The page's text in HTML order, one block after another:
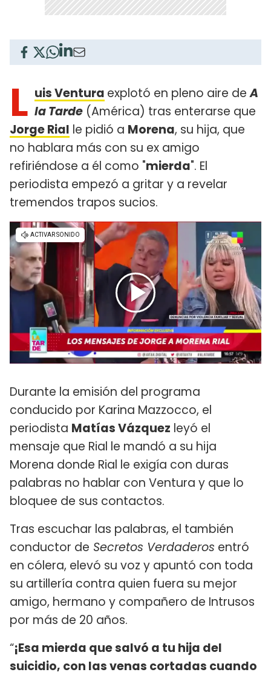
L uis Ventura explotó en pleno aire deA
la Tarde (América) tras enterarse que
Jorge Rial le pidió a Morena, su hija, que
no hablara más con su ex amigo
refiriéndose a él como "mierda". El
periodista empezó a gritar y a revelar
tremendos trapos sucios.
Durante la emisión del programa
conducido por Karina Mazzocco, el
periodista Matías Vázquez leyó el
mensaje que Rial le mandó a su hija
Morena donde Rial le exigía con duras
palabras no hablar con Ventura y que lo
bloquee de sus contactos.
Tras escuchar las palabras, el también
conductor de Secretos Verdaderos entró
en cólera, elevó su voz y apuntó con toda
su artillería contra quien fuera su mejor
amigo, hermano y compañero de Intrusos
por más de 20 años.
“¡Esa mierda que salvó a tu hija del
suicidio, con las venas cortadas cuando